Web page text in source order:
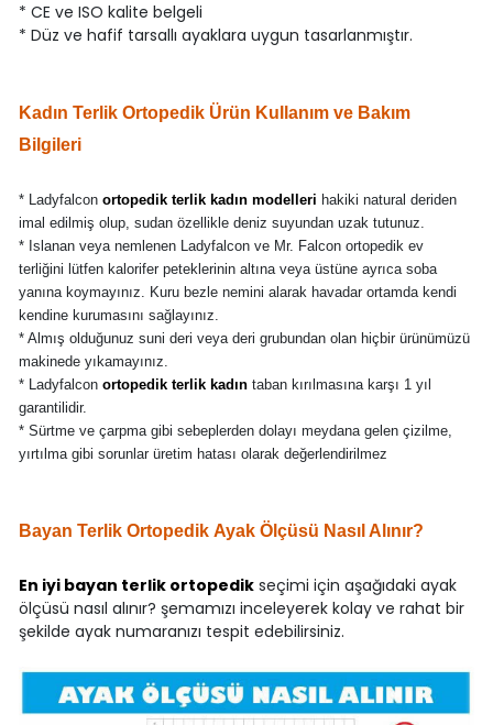
* CE ve ISO kalite belgeli
* Düz ve hafif tarsallı ayaklara uygun tasarlanmıştır.
Kadın Terlik Ortopedik Ürün Kullanım ve Bakım
Bilgileri
* Ladyfalcon ortopedik terlik kadın modelleri hakiki natural deriden
imal edilmiş olup, sudan özellikle deniz suyundan uzak tutunuz.
* Islanan veya nemlenen Ladyfalcon ve Mr. Falcon ortopedik ev
terliğini lütfen kalorifer peteklerinin altına veya üstüne ayrıca soba
yanına koymayınız. Kuru bezle nemini alarak havadar ortamda kendi
kendine kurumasını sağlayınız.
* Almış olduğunuz suni deri veya deri grubundan olan hiçbir ürünümüzü
makinede yıkamayınız.
* Ladyfalcon ortopedik terlik kadıntaban kırılmasına karşı 1 yıl
garantilidir.
* Sürtme ve çarpma gibi sebeplerden dolayı meydana gelen çizilme,
yırtılma gibi sorunlar üretim hatası olarak değerlendirilmez
Bayan Terlik Ortopedik Ayak Ölçüsü Nasıl Alınır?
En iyi bayan terlik ortopedikseçimi için aşağıdaki ayak
ölçüsü nasıl alınır? şemamızı inceleyerek kolay ve rahat bir
şekilde ayak numaranızı tespit edebilirsiniz.